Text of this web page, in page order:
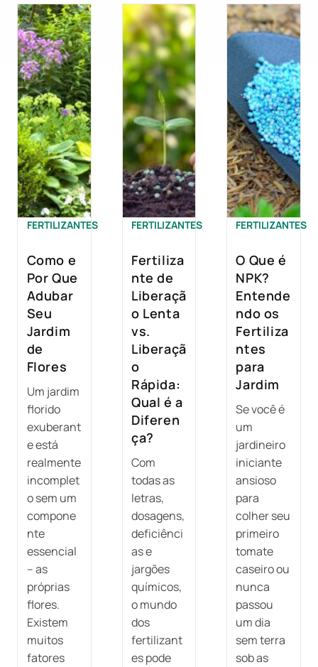
FERTILIZANTES
Como e
Por Que
Adubar
Seu
Jardim
de
Flores
Um jardim
florido
exuberant
e está
realmente
incomplet
o sem um
compone
nte
essencial
– as
próprias
flores.
Existem
muitos
fatores
FERTILIZANTES
Fertiliza
nte de
Liberaçã
o Lenta
vs.
Liberaçã
o
Rápida:
Qual é a
Diferen
ça?
Com
todas as
letras,
dosagens,
deficiênci
as e
jargões
químicos,
o mundo
dos
fertilizant
es pode
FERTILIZANTES
O Que é
NPK?
Entende
ndo os
Fertiliza
ntes
para
Jardim
Se você é
um
jardineiro
iniciante
ansioso
para
colher seu
primeiro
tomate
caseiro ou
nunca
passou
um dia
sem terra
sob as